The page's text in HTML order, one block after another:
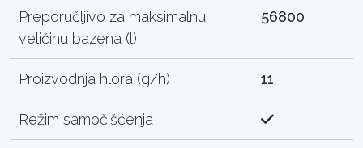
Preporučljivo za maksimalnu
veličinu bazena (l)
56800
Proizvodnja hlora (g/h) 11
Režim samočišćenja